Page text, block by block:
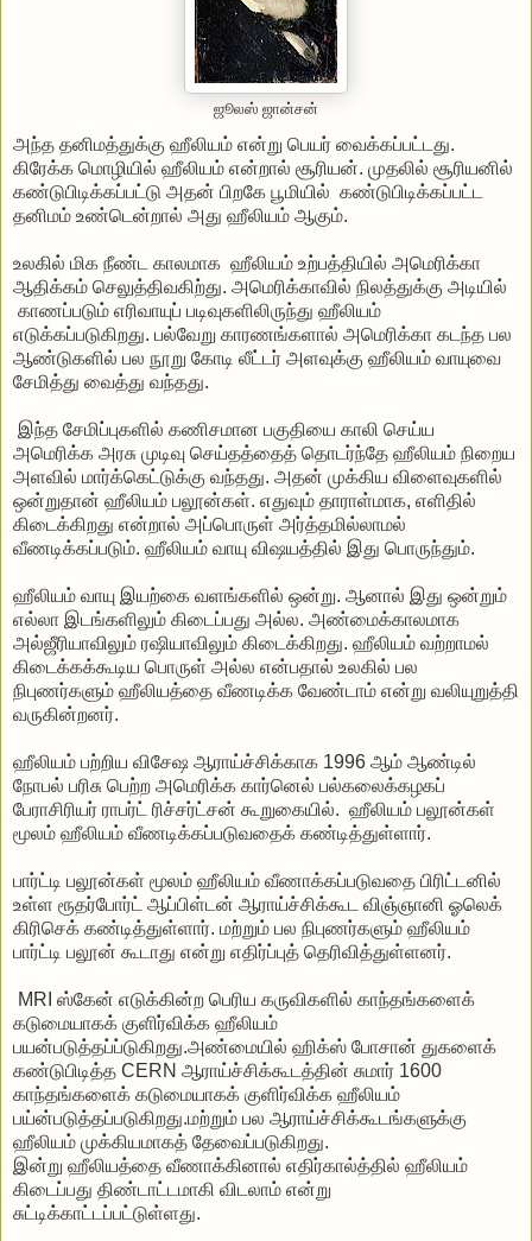
ஜூலஸ் ஜான்சன்
அந்த தனிமத்துக்கு ஹீலியம் என்று பெயர் வைக்கப்பட்டது.
கிரேக்க மொழியில் ஹீலியம் என்றால் சூரியன். முதலில் சூரியனில்
கண்டுபிடிக்கப்பட்டு அதன் பிறகே பூமியில் கண்டுபிடிக்கப்பட்ட
தனிமம் உண்டென்றால் அது ஹீலியம் ஆகும்.
உலகில் மிக நீண்ட காலமாக ஹீலியம் உற்பத்தியில் அமெரிக்கா
ஆதிக்கம் செலுத்திவகிற்து. அமெரிக்காவில் நிலத்துக்கு அடியில்
காணப்படும் எரிவாயுப் படிவுகளிலிருந்து ஹீலியம்
எடுக்கப்படுகிறது. பல்வேறு காரணங்களால் அமெரிக்கா கடந்த பல
ஆண்டுகளில் பல நூறு கோடி லீட்டர் அளவுக்கு ஹீலியம் வாயுவை
சேமித்து வைத்து வந்தது.
இந்த சேமிப்புகளில் கணிசமான பகுதியை காலி செய்ய
அமெரிக்க அரசு முடிவு செய்தத்தைத் தொடர்ந்தே ஹீலியம் நிறைய
அளவில் மார்க்கெட்டுக்கு வந்தது. அதன் முக்கிய விளைவுகளில்
ஒன்றுதான் ஹீலியம் பலூன்கள். எதுவும் தாராள்மாக, எளிதில்
கிடைக்கிறது என்றால் அப்பொருள் அர்த்தமில்லாமல்
வீணடிக்கப்படும். ஹீலியம் வாயு விஷயத்தில் இது பொருந்தும்.
ஹீலியம் வாயு இயற்கை வளங்களில் ஒன்று. ஆனால் இது ஒன்றும்
எல்லா இடங்களிலும் கிடைப்பது அல்ல. அண்மைக்காலமாக
அல்ஜீரியாவிலும் ரஷியாவிலும் கிடைக்கிறது. ஹீலியம் வற்றாமல்
கிடைக்கக்கூடிய பொருள் அல்ல என்பதால் உலகில் பல
நிபுணர்களும் ஹீலியத்தை வீணடிக்க வேண்டாம் என்று வலியுறுத்தி
வருகின்றனர்.
ஹீலியம் பற்றிய விசேஷ ஆராய்ச்சிக்காக 1996 ஆம் ஆண்டில்
நோபல் பரிசு பெற்ற அமெரிக்க கார்னெல் பல்கலைக்கழகப்
பேராசிரியர் ராபர்ட் ரிச்சர்ட்சன் கூறுகையில். ஹீலியம் பலூன்கள்
மூலம் ஹீலியம் வீணடிக்கப்படுவதைக் கண்டித்துள்ளார்.
பார்ட்டி பலூன்கள் மூலம் ஹீலியம் வீணாக்கப்படுவதை பிரிட்டனில்
உள்ள ரூதர்போர்ட் ஆப்பிள்டன் ஆராய்ச்சிக்கூட விஞ்ஞானி ஓலெக்
கிரிசெக் கண்டித்துள்ளார். மற்றும் பல நிபுணர்களும் ஹீலியம்
பார்ட்டி பலூன் கூடாது என்று எதிர்ப்புத் தெரிவித்துள்ளனர்.
MRI ஸ்கேன் எடுக்கின்ற பெரிய கருவிகளில் காந்தங்களைக்
கடுமையாகக் குளிர்விக்க ஹீலியம்
பயன்படுத்தப்ப்டுகிறது.அண்மையில் ஹிக்ஸ் போசான் துகளைக்
கண்டுபிடித்த CERN ஆராய்ச்சிக்கூடத்தின் சுமார் 1600
காந்தங்களைக் கடுமையாகக் குளிர்விக்க ஹீலியம்
பய்ன்படுத்தப்படுகிறது.மற்றும் பல ஆராய்ச்சிக்கூடங்களுக்கு
ஹீலியம் முக்கியமாகத் தேவைப்படுகிறது.
இன்று ஹீலியத்தை வீணாக்கினால் எதிர்கால்த்தில் ஹீலியம்
கிடைப்பது திண்டாட்டமாகி விடலாம் என்று
சுட்டிக்காட்டப்பட்டுள்ளது.